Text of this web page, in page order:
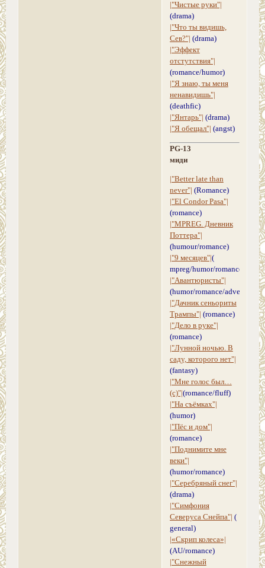
|"Чистые руки"|
(drama)
|"Что ты видишь,
Сев?"| (drama)
|"Эффект
отстутствия"|
(romance/humor)
|"Я знаю, ты меня
ненавидишь"|
(deathfic)
|"Янтарь"| (drama)
|"Я обещал"| (angst)
PG-13
миди
|"Better late than
never"| (Romance)
|"El Condor Pasa"|
(romance)
|"MPREG. Дневник
Поттера"|
(humour/romance)
|"9 месяцев"|(
mpreg/humor/romance)
|"Авантюристы"|
(humor/romance/adventure)
|"Дачник сеньориты
Трампы"| (romance)
|"Дело в руке"|
(romance)
|"Лунной ночью. В
саду, которого нет"|
(fantasy)
|"Мне голос был…
(с)"|(romance/fluff)
|"На съёмках"|
(humor)
|"Пёс и дом"|
(romance)
|"Поднимите мне
веки"|
(humor/romance)
|"Серебряный снег"|
(drama)
|"Симфония
Северуса Снейпа"| (
general)
|«Скрип колеса»|
(AU/romance)
|"Снежный